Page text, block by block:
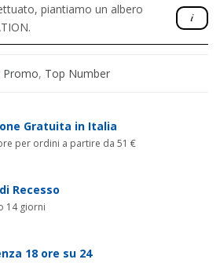
piantiamo un albero
Promo, Top Number
Gratuita in Italia
per ordini a partire da 51 €
Recesso
14 giorni
18 ore su 24